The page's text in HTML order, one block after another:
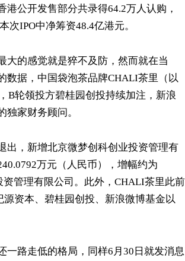
公开发售部分共录得64.2万人认购，
次IPO中净筹资48.4亿港元。
大的感觉就是猝不及防，然而就在当
数据，中国袋泡茶品牌CHALI茶里（以
B轮领投方碧桂园创投持续加注，新浪
家财务顾问。
出，新增北京微梦创科创业投资管理有
万元（人民币），增幅约为
管理有限公司。此外，CHALI茶里此前
资本、碧桂园创投、新浪微博基金以
一路走低的格局，同样6月30日就发消息